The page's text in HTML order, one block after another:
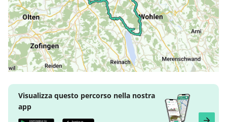
Visualizza questo percorso nella nostra
app